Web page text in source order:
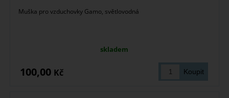
Muška pro vzduchovky Gamo, světlovodná
skladem
100,00 Kč